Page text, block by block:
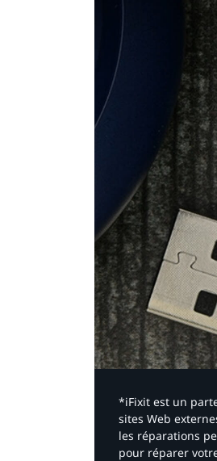
*iFixit est un
sites Web
les réparations
pour réparer